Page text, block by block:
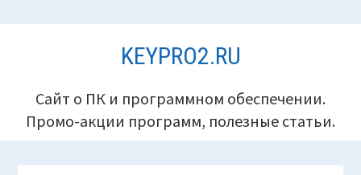
KEYPRO2.RU
Сайт о ПК и программном обеспечении.
Промо-акции программ, полезные статьи.